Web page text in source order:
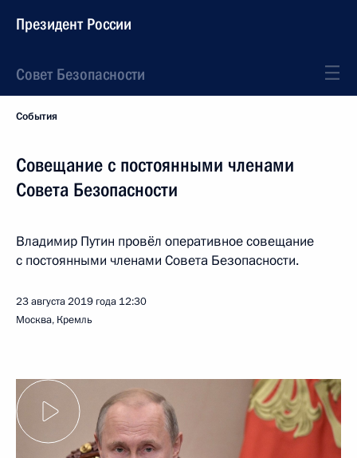
Президент России
Совет Безопасности
События
Совещание с постоянными членами
Совета Безопасности
Владимир Путин провёл оперативное совещание
с постоянными членами Совета Безопасности.
23 августа 2019 года 12:30
Москва, Кремль